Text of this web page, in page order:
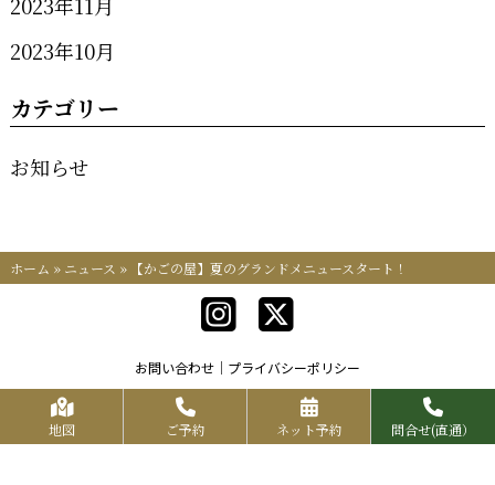
2023年10月
カテゴリー
お知らせ
ホーム » ニュース » 【かごの屋】夏のグランドメニュースタート！
お問い合わせ プライバシーポリシー
Copyrights KR FOOD SERVICE All Rights Reserved.
地図 ご予約 ネット予約 問合せ(直通）